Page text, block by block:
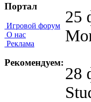
Портал
Игровой форум
О нас
Реклама
Рекомендуем:
25
28